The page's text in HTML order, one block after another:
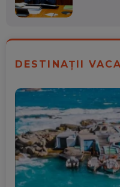
DESTINAȚII